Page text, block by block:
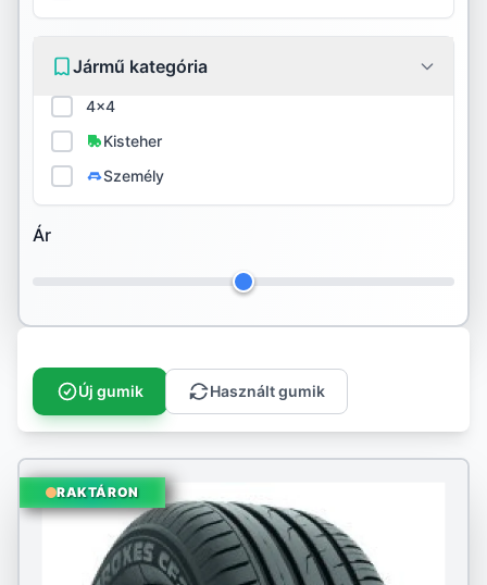
GT Radial
Habilead
Imperial
Kenda
Kingstar
Kleber
Kormoran
Jármű kategória
4x4
Kisteher
Személy
Ár
Új gumik Használt gumik
RAKTÁRON